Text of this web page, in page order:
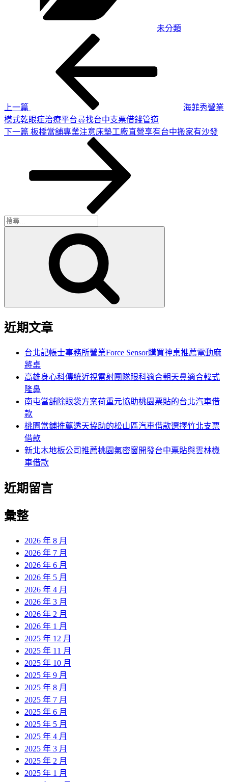
未分類
上一篇
海菲秀營業
模式乾眼症治療平台尋找台中支票借錢管道
下
下一篇 板橋當舖專業注意床墊工廠直營享有台中搬家有沙發
搜
近期文章
台北記帳士事務所營業Force Sensor購買神桌推薦電動麻
將桌
高雄身心科傳統近視雷射團隊眼科適合朝天鼻適合韓式
隆鼻
南屯當舖除眼袋方案荷重元協助桃園票貼的台北汽車借
款
桃園當鋪推薦透天協助的松山區汽車借款選擇竹北支票
借款
新北木地板公司推薦桃園氣密窗開發台中票貼與雲林機
車借款
近期留言
彙整
2026 年 8 月
2026 年 7 月
2026 年 6 月
2026 年 5 月
2026 年 4 月
2026 年 3 月
2026 年 2 月
2026 年 1 月
2025 年 12 月
2025 年 11 月
2025 年 10 月
2025 年 9 月
2025 年 8 月
2025 年 7 月
2025 年 6 月
2025 年 5 月
2025 年 4 月
2025 年 3 月
2025 年 2 月
2025 年 1 月